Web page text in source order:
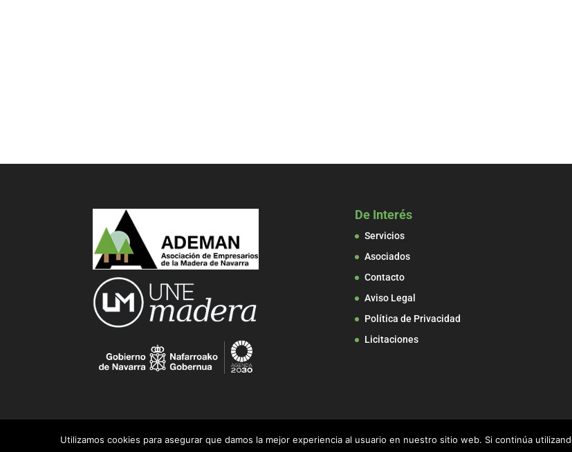
De Interés
Servicios
Asociados
Contacto
Aviso Legal
Política de Privacidad
Licitaciones
© 2017 ADEMAN, Asociación de Empresarios de la Madera de Navarra
Utilizamos cookies para asegurar que damos la mejor experiencia al usuario en nuestro sitio web. Si continúa